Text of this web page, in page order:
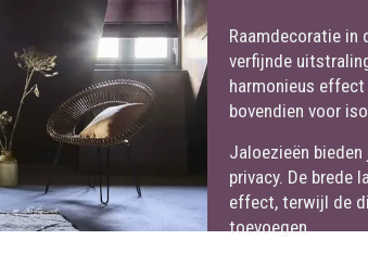
Raamdecoratie in
verfijnde
harmonieus
bovendien voor
Jaloezieën
privacy. De brede
effect, terwijl de
toevoegen.